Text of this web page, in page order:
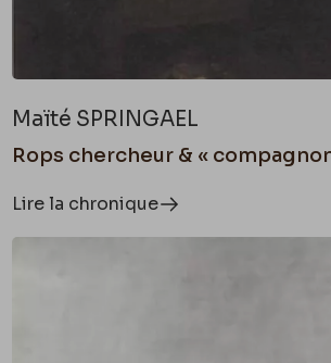
Maïté SPRINGAEL
Rops chercheur & «
Lire la chronique